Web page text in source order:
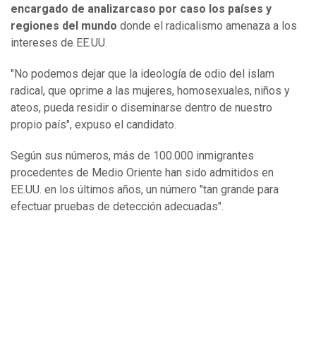
encargado de analizarcaso por caso los países y
regiones del mundo donde el radicalismo amenaza a los
intereses de EE.UU.
"No podemos dejar que la ideología de odio del islam
radical, que oprime a las mujeres, homosexuales, niños y
ateos, pueda residir o diseminarse dentro de nuestro
propio país", expuso el candidato.
Según sus números, más de 100.000 inmigrantes
procedentes de Medio Oriente han sido admitidos en
EE.UU. en los últimos años, un número "tan grande para
efectuar pruebas de detección adecuadas".